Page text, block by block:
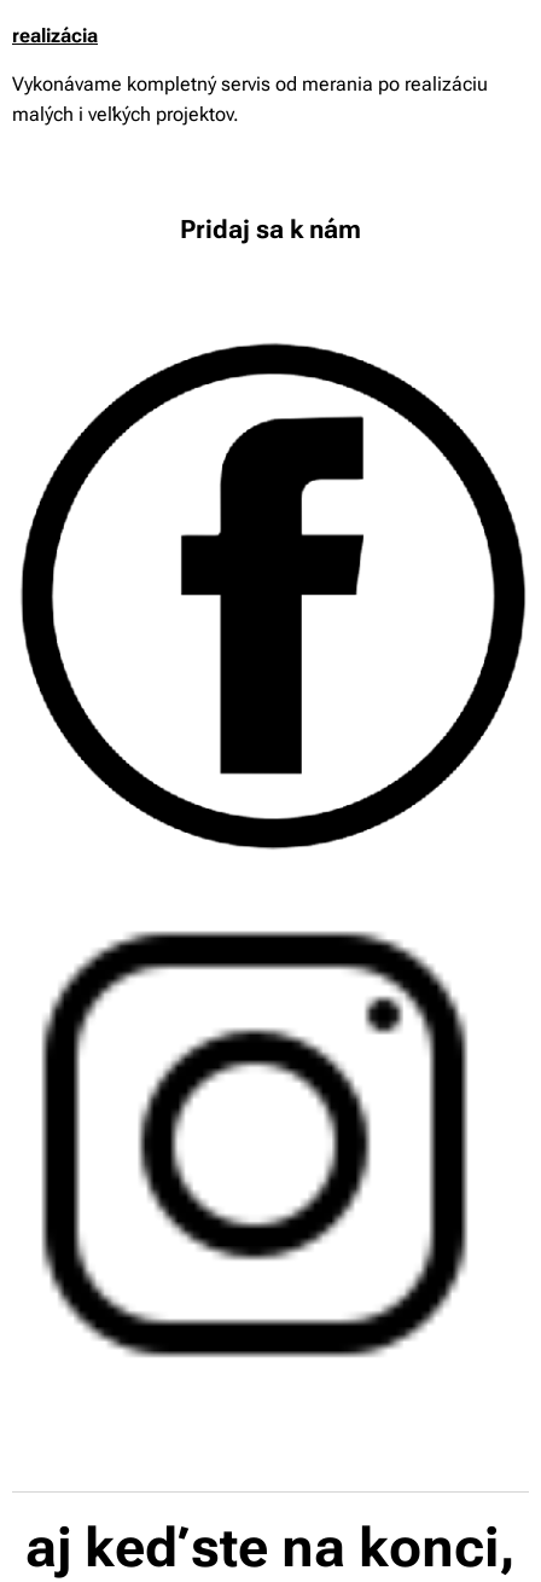
realizácia
Vykonávame kompletný servis od merania po realizáciu
malých i veľkých projektov.
Pridaj sa k nám
aj keď ste na konci,